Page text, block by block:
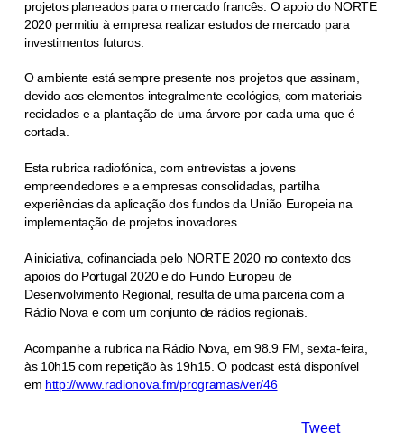
projetos planeados para o mercado francês. O apoio do NORTE
2020 permitiu à empresa realizar estudos de mercado para
investimentos futuros.
O ambiente está sempre presente nos projetos que assinam,
devido aos elementos integralmente ecológios, com materiais
reciclados e a plantação de uma árvore por cada uma que é
cortada.
Esta rubrica radiofónica, com entrevistas a jovens
empreendedores e a empresas consolidadas, partilha
experiências da aplicação dos fundos da União Europeia na
implementação de projetos inovadores.
A iniciativa, cofinanciada pelo NORTE 2020 no contexto dos
apoios do Portugal 2020 e do Fundo Europeu de
Desenvolvimento Regional, resulta de uma parceria com a
Rádio Nova e com um conjunto de rádios regionais.
Acompanhe a rubrica na Rádio Nova, em 98.9 FM, sexta-feira,
às 10h15 com repetição às 19h15. O podcast está disponível
em http://www.radionova.fm/programas/ver/46
Tweet